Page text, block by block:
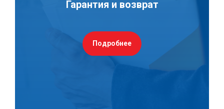
Гарантия и возврат
Подробнее